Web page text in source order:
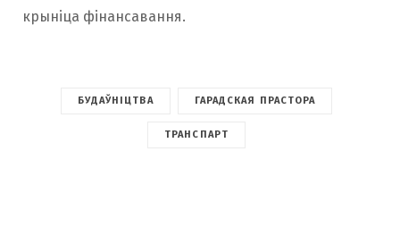
крыніца фінансавання.
БУДАЎНІЦТВА ГАРАДСКАЯ ПРАСТОРА
ТРАНСПАРТ